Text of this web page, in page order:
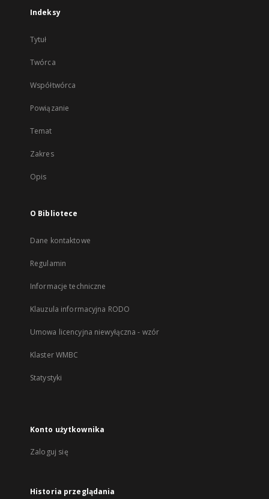
Indeksy
Tytuł
Twórca
Współtwórca
Powiązanie
Temat
Zakres
Opis
O Bibliotece
Dane kontaktowe
Regulamin
Informacje techniczne
Klauzula informacyjna RODO
Umowa licencyjna niewyłączna - wzór
Klaster WMBC
Statystyki
Konto użytkownika
Zaloguj się
Historia przeglądania